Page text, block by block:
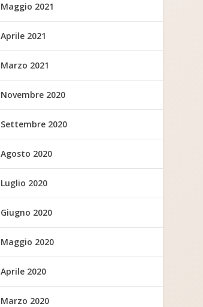
Maggio 2021
Aprile 2021
Marzo 2021
Novembre 2020
Settembre 2020
Agosto 2020
Luglio 2020
Giugno 2020
Maggio 2020
Aprile 2020
Marzo 2020